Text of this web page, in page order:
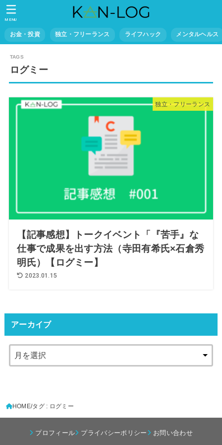
お金・投資 独立・フリーランス ライフハック メンタルヘルス
MENU
ログミー
独立・フリーランス
【記事感想】トークイベント「『苦手』な
仕事で成果を出す方法（寺田有希氏×石倉秀
明氏）【ログミー】
2023.01.15
アーカイブ
HOME タグ : ログミー
プロフィール プライバシーポリシー お問い合わせ